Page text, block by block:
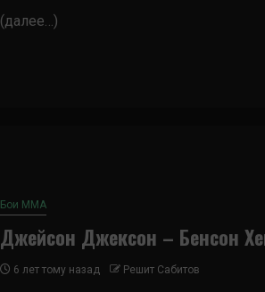
(далее…)
Бои ММА
Джейсон Джексон – Бенсон
6 лет тому назад Решит Сабитов